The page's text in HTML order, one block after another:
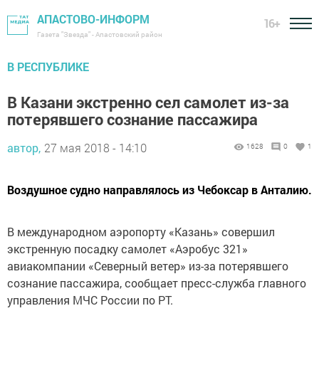
АПАСТОВО-ИНФОРМ
Газета "Звезда" - Апастовский район
16+
В РЕСПУБЛИКЕ
В Казани экстренно сел самолет из-за
потерявшего сознание пассажира
автор, 27 мая 2018 - 14:10 1628 0 1
Воздушное судно направлялось из Чебоксар в Анталию.
В международном аэропорту «Казань» совершил
экстренную посадку самолет «Аэробус 321»
авиакомпании «Северный ветер» из-за потерявшего
сознание пассажира, сообщает пресс-служба главного
управления МЧС России по РТ.